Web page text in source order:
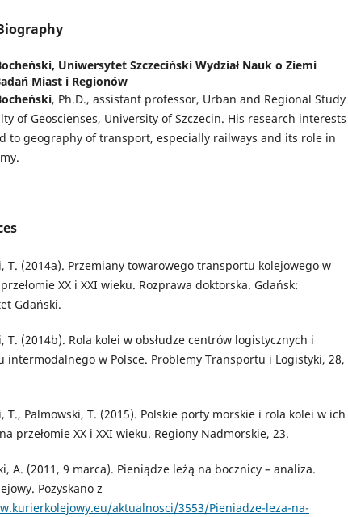
Uniwersytet Szczeciński Wydział Nauk o Ziemi
Miast i Regionów
, Ph.D., assistant professor, Urban and Regional Study
of Geoscienses, University of Szczecin. His research interests
to geography of transport, especially railways and its role in
T. (2014a). Przemiany towarowego transportu kolejowego w
XX i XXI wieku. Rozprawa doktorska. Gdańsk:
Gdański.
T. (2014b). Rola kolei w obsłudze centrów logistycznych i
intermodalnego w Polsce. Problemy Transportu i Logistyki, 28,
T., Palmowski, T. (2015). Polskie porty morskie i rola kolei w ich
przełomie XX i XXI wieku. Regiony Nadmorskie, 23.
A. (2011, 9 marca). Pieniądze leżą na bocznicy – analiza.
Pozyskano z
aktualnosci/3553/Pieniadze-leza-na-